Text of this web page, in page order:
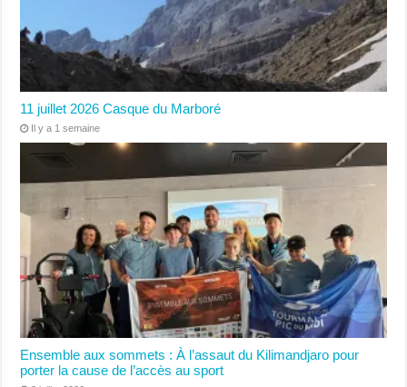
11 juillet 2026 Casque du Marboré
Il y a 1 semaine
Ensemble aux sommets : À l’assaut du Kilimandjaro pour
porter la cause de l’accès au sport